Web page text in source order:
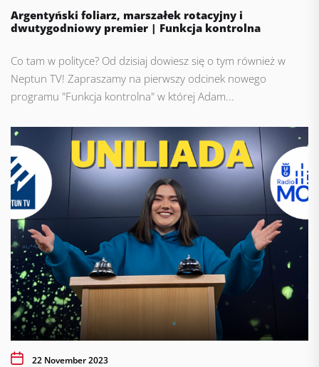
Argentyński foliarz, marszałek rotacyjny i
dwutygodniowy premier | Funkcja kontrolna
Co tam w polityce? Od dzisiaj dowiesz się o tym również w
Neptun TV! Zapraszamy na pierwszy odcinek nowego
programu "Funkcja kontrolna" w której Adam...
22 November 2023